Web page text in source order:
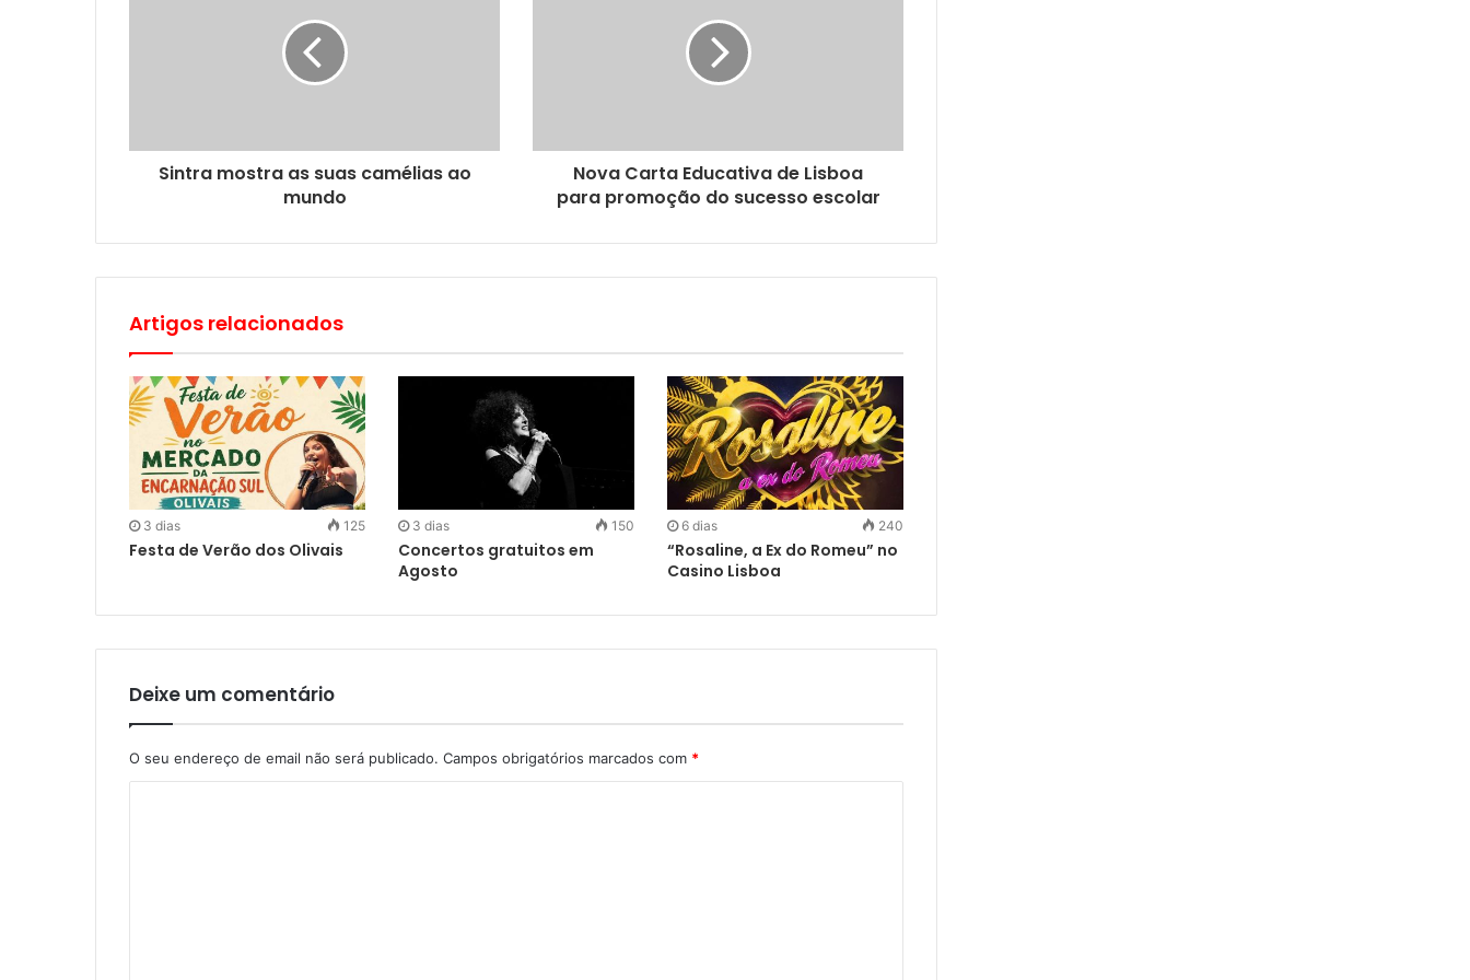
Sintra mostra as suas camélias ao
mundo
Nova Carta Educativa de Lisboa
para promoção do sucesso escolar
Artigos relacionados
3 dias 125
Festa de Verão dos Olivais
3 dias 150
Concertos gratuitos em
Agosto
6 dias 240
“Rosaline, a Ex do Romeu” no
Casino Lisboa
Deixe um comentário
O seu endereço de email não será publicado. Campos obrigatórios marcados com *